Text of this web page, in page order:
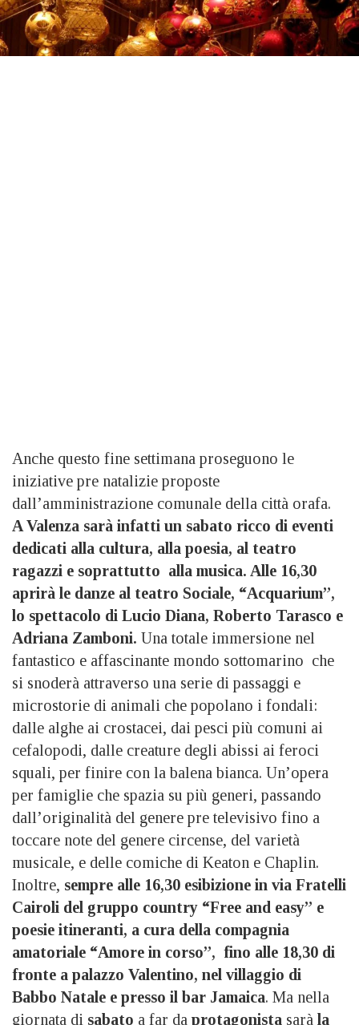
Anche questo fine settimana proseguono le
iniziative pre natalizie proposte
dall’amministrazione comunale della città orafa.
A Valenza sarà infatti un sabato ricco di eventi
dedicati alla cultura, alla poesia, al teatro
ragazzi e soprattutto alla musica. Alle 16,30
aprirà le danze al teatro Sociale, “Acquarium”,
lo spettacolo di Lucio Diana, Roberto Tarasco e
Adriana Zamboni. Una totale immersione nel
fantastico e affascinante mondo sottomarino che
si snoderà attraverso una serie di passaggi e
microstorie di animali che popolano i fondali:
dalle alghe ai crostacei, dai pesci più comuni ai
cefalopodi, dalle creature degli abissi ai feroci
squali, per finire con la balena bianca. Un’opera
per famiglie che spazia su più generi, passando
dall’originalità del genere pre televisivo fino a
toccare note del genere circense, del varietà
musicale, e delle comiche di Keaton e Chaplin.
Inoltre, sempre alle 16,30 esibizione in via Fratelli
Cairoli del gruppo country “Free and easy” e
poesie itineranti, a cura della compagnia
amatoriale “Amore in corso”, fino alle 18,30 di
fronte a palazzo Valentino, nel villaggio di
Babbo Natale e presso il bar Jamaica. Ma nella
giornata di sabato a far da protagonista sarà la